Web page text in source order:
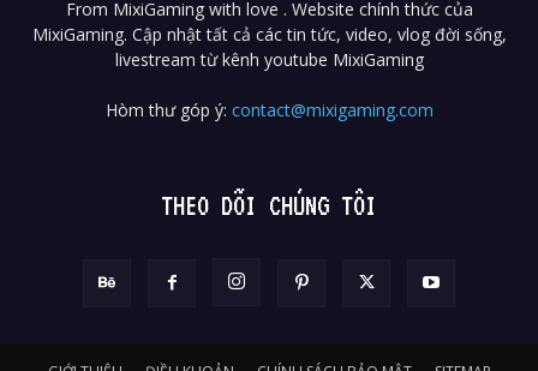
From MixiGaming with love . Website chính thức của
MixiGaming. Cập nhật tất cả các tin tức, video, vlog đời sống,
livestream từ kênh youtube MixiGaming
Hòm thư góp ý: contact@mixigaming.com
THEO DÕI CHÚNG TÔI